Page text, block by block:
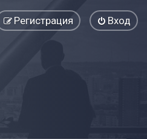
Вход
Регистрация